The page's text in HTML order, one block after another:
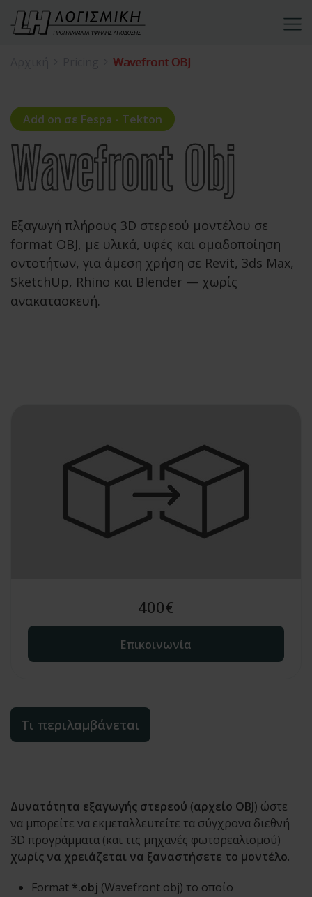
Wavefront OBJ
Add on σε Fespa - Tekton
Εξαγωγή πλήρους 3D στερεού μοντέλου σε
format OBJ, με υλικά, υφές και ομαδοποίηση
οντοτήτων, για άμεση χρήση σε Revit, 3ds Max,
SketchUp, Rhino και Blender — χωρίς
ανακατασκευή.
Τι περιλαμβάνεται
Δυνατότητα εξαγωγής στερεού (αρχείο OBJ) ώστε
να μπορείτε να εκμεταλλευτείτε τα σύγχρονα διεθνή
3D προγράμματα (και τις μηχανές φωτορεαλισμού)
χωρίς να χρειάζεται να ξαναστήσετε το μοντέλο.
Format *.obj (Wavefront obj) το οποίο
400€
Επικοινωνία